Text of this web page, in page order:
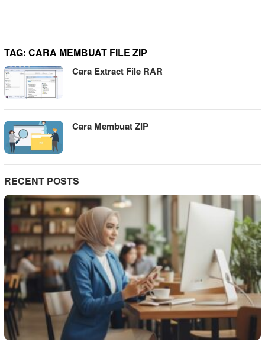
TAG: CARA MEMBUAT FILE ZIP
Cara Extract File RAR
Cara Membuat ZIP
RECENT POSTS